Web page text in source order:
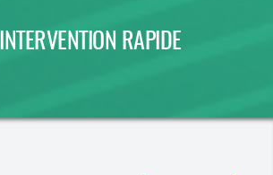
INTERVENTION RAPIDE